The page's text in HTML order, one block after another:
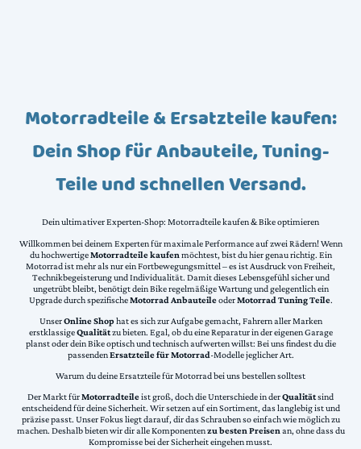
Motorradteile & Ersatzteile kaufen:
Dein Shop für Anbauteile, Tuning-
Teile und schnellen Versand.
Dein ultimativer Experten-Shop: Motorradteile kaufen & Bike optimieren
Willkommen bei deinem Experten für maximale Performance auf zwei Rädern! Wenn
du hochwertigeMotorradteile kaufen möchtest, bist du hier genau richtig. Ein
Motorrad ist mehr als nur ein Fortbewegungsmittel – es ist Ausdruck von Freiheit,
Technikbegeisterung und Individualität. Damit dieses Lebensgefühl sicher und
ungetrübt bleibt, benötigt dein Bike regelmäßige Wartung und gelegentlich ein
Upgrade durch spezifischeMotorrad AnbauteileoderMotorrad Tuning Teile.
UnserOnline Shophat es sich zur Aufgabe gemacht, Fahrern aller Marken
erstklassigeQualitätzu bieten. Egal, ob du eine Reparatur in der eigenen Garage
planst oder dein Bike optisch und technisch aufwerten willst: Bei uns findest du die
passendenErsatzteile für Motorrad-Modelle jeglicher Art.
Warum du deine Ersatzteile für Motorrad bei uns bestellen solltest
Der Markt fürMotorradteileist groß, doch die Unterschiede in derQualitätsind
entscheidend für deine Sicherheit. Wir setzen auf ein Sortiment, das langlebig ist und
präzise passt. Unser Fokus liegt darauf, dir das Schrauben so einfach wie möglich zu
machen. Deshalb bieten wir dir alle Komponentenzu besten Preisenan, ohne dass du
Kompromisse bei der Sicherheit eingehen musst.